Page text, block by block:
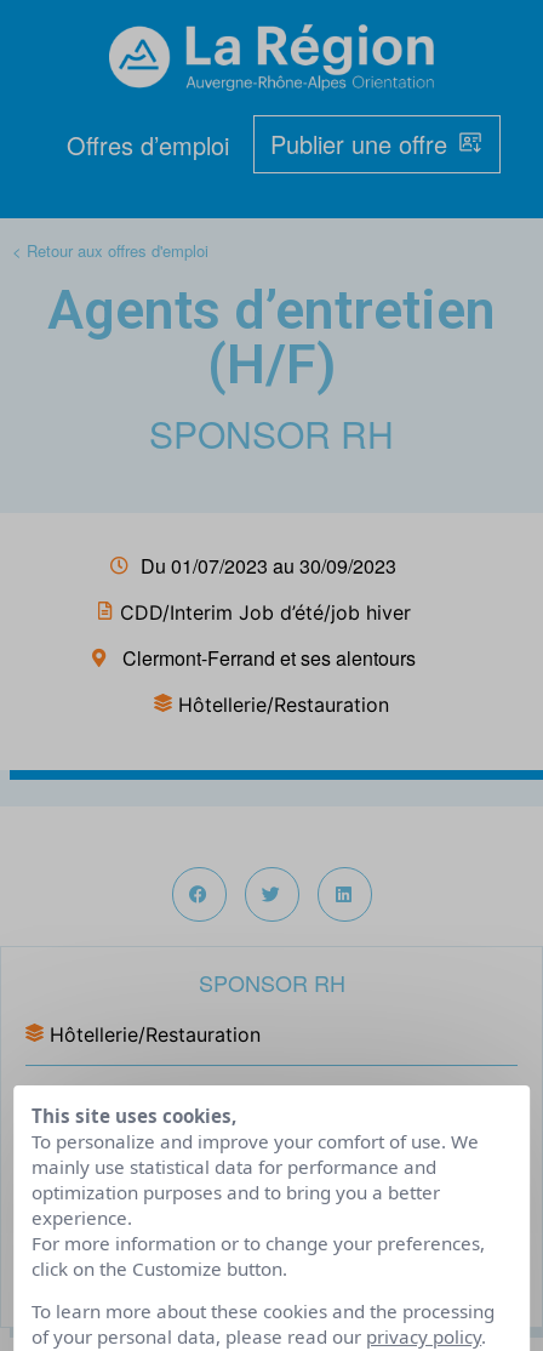
Offres d’emploi Publier une offre
< Retour aux offres d'emploi
Agents d’entretien
(H/F)
SPONSOR RH
Du 01/07/2023 au 30/09/2023
CDD/Interim Job d’été/job hiver
Clermont-Ferrand et ses alentours
Hôtellerie/Restauration
SPONSOR RH
Hôtellerie/Restauration
CDD/Interim Job d’été/job hiver
Clermont-Ferrand et ses alentours
Du 01/07/2023 au 30/09/2023
20 poste(s) à pourvoir
This site uses cookies,
To personalize and improve your comfort of use. We
mainly use statistical data for performance and
optimization purposes and to bring you a better
experience.
For more information or to change your preferences,
click on the Customize button.
To learn more about these cookies and the processing
of your personal data, please read our privacy policy.